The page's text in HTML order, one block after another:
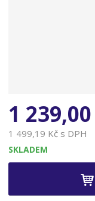
1
1 499,19 Kč s DPH
SKLADEM